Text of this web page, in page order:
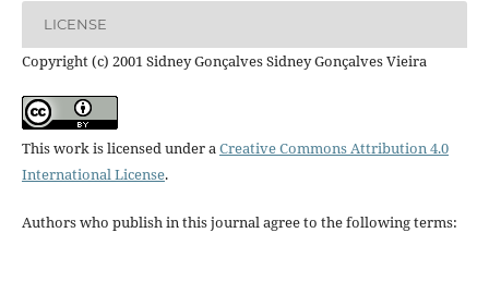
LICENSE
Copyright (c) 2001 Sidney Gonçalves Sidney Gonçalves Vieira
This work is licensed under a Creative Commons Attribution 4.0
International License.
Authors who publish in this journal agree to the following terms: